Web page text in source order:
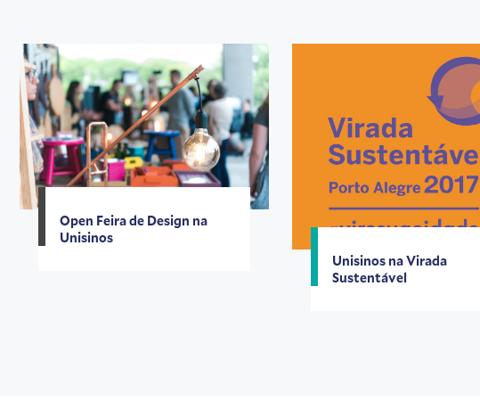
Open Feira de Design na
Unisinos
Unisinos na Virada
Sustentável